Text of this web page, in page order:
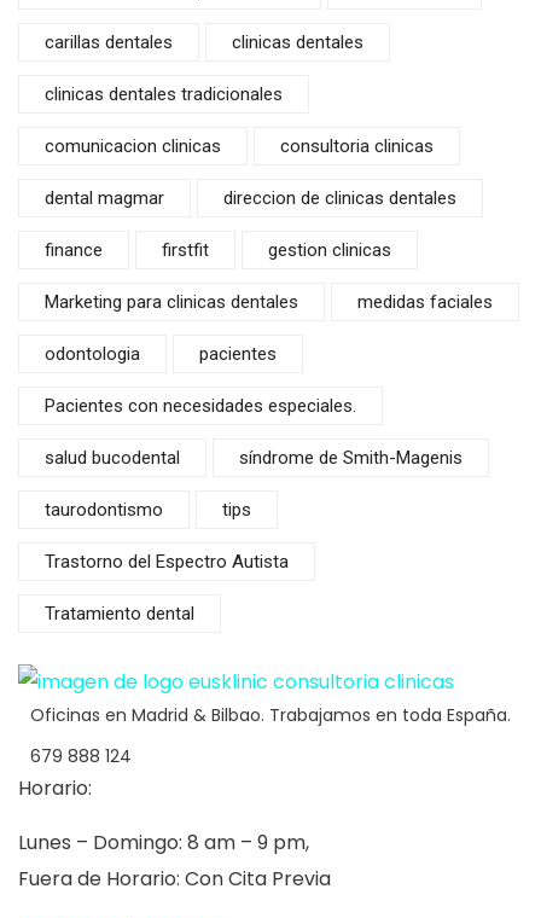
carillas dentales clinicas dentales
clinicas dentales tradicionales
comunicacion clinicas consultoria clinicas
dental magmar direccion de clinicas dentales
finance firstfit gestion clinicas
Marketing para clinicas dentales medidas faciales
odontologia pacientes
Pacientes con necesidades especiales.
salud bucodental síndrome de Smith-Magenis
taurodontismo tips
Trastorno del Espectro Autista
Tratamiento dental
Oficinas en Madrid & Bilbao. Trabajamos en toda España.
679 888 124
Horario:
Lunes – Domingo: 8 am – 9 pm,
Fuera de Horario: Con Cita Previa